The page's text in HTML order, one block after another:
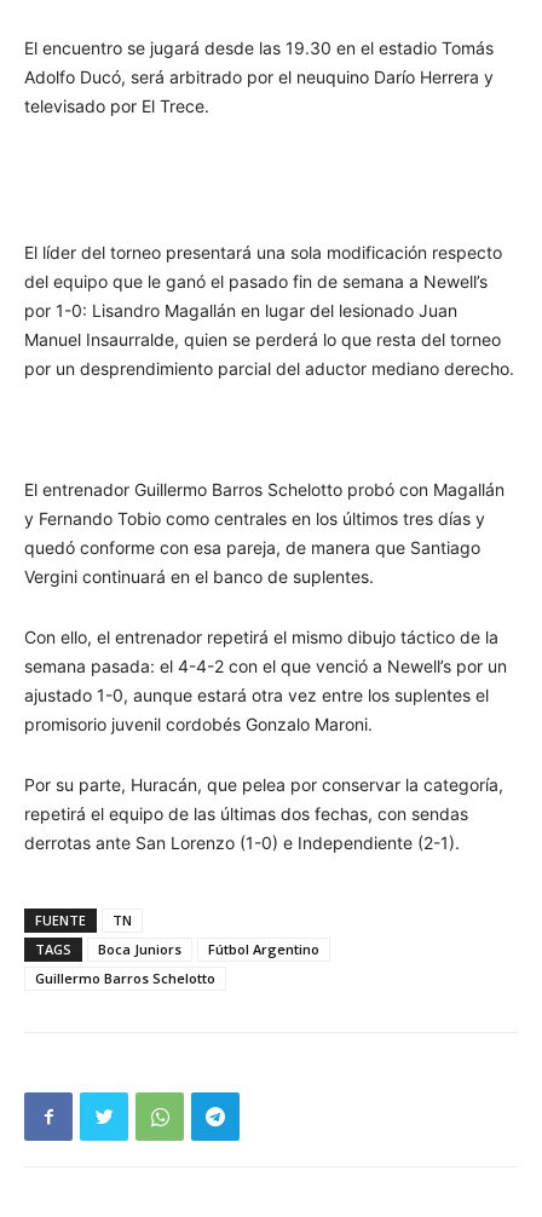
El encuentro se jugará desde las 19.30 en el estadio Tomás
Adolfo Ducó, será arbitrado por el neuquino Darío Herrera y
televisado por El Trece.
El líder del torneo presentará una sola modificación respecto
del equipo que le ganó el pasado fin de semana a Newell’s
por 1-0: Lisandro Magallán en lugar del lesionado Juan
Manuel Insaurralde, quien se perderá lo que resta del torneo
por un desprendimiento parcial del aductor mediano derecho.
El entrenador Guillermo Barros Schelotto probó con Magallán
y Fernando Tobio como centrales en los últimos tres días y
quedó conforme con esa pareja, de manera que Santiago
Vergini continuará en el banco de suplentes.
Con ello, el entrenador repetirá el mismo dibujo táctico de la
semana pasada: el 4-4-2 con el que venció a Newell’s por un
ajustado 1-0, aunque estará otra vez entre los suplentes el
promisorio juvenil cordobés Gonzalo Maroni.
Por su parte, Huracán, que pelea por conservar la categoría,
repetirá el equipo de las últimas dos fechas, con sendas
derrotas ante San Lorenzo (1-0) e Independiente (2-1).
FUENTE
TN
TAGS
Boca Juniors
Fútbol Argentino
Guillermo Barros Schelotto